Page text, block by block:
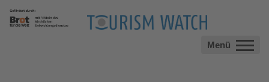
Menü